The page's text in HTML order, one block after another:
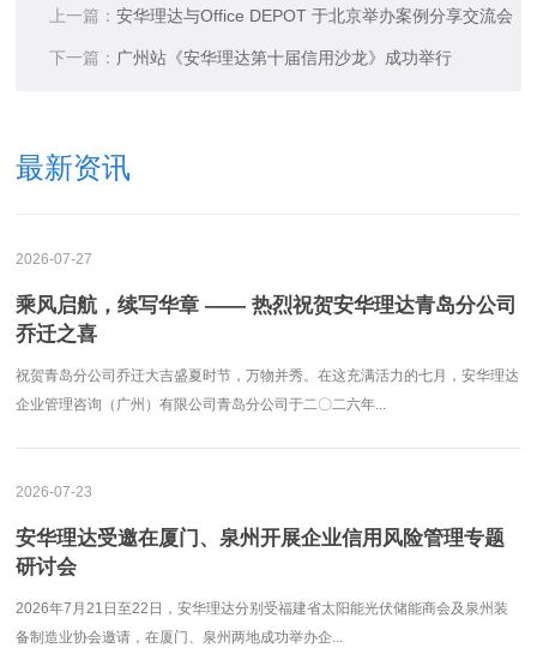
上一篇：安华理达与Office DEPOT 于北京举办案例分享交流会
下一篇： 广州站《安华理达第十届信用沙龙》成功举行
最新资讯
2026-07-27
乘风启航，续写华章 —— 热烈祝贺安华理达青岛分公司
乔迁之喜
祝贺青岛分公司乔迁大吉盛夏时节，万物并秀。在这充满活力的七月，安华理达
企业管理咨询（广州）有限公司青岛分公司于二〇二六年...
2026-07-23
安华理达受邀在厦门、泉州开展企业信用风险管理专题
研讨会
2026年7月21日至22日，安华理达分别受福建省太阳能光伏储能商会及泉州装
备制造业协会邀请，在厦门、泉州两地成功举办企...